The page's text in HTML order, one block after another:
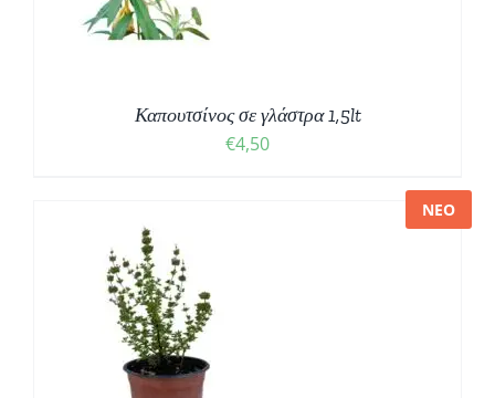
Καπουτσίνος σε γλάστρα 1,5lt
€4,50
ΝΕΟ